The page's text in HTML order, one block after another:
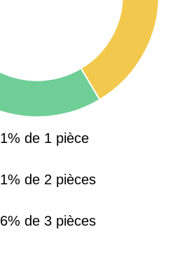
1% de 1 pièce
1% de 2 pièces
6% de 3 pièces